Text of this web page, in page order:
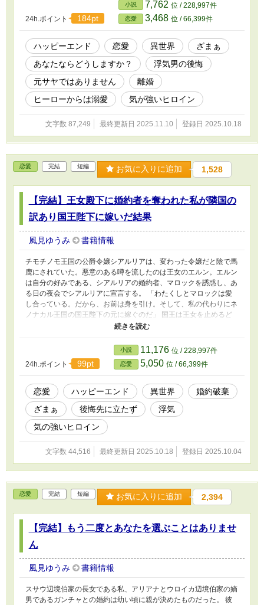
レートしていき、とうとう精神的に限界が来てしまう。 ヒウロの
そばにいることが私の幸せではない。 吹っ切ることに決めたアン
ジェリカは離婚を切り出すのだが、彼女に仕事を頼り切っていたヒ
ウロは――。 「私は私。自分が望んだ道を歩みたいと思います。
ですが、他の人の意見を知ることは大事です。これからの参考のた
めに、皆さまにお尋ねしたいことがございます。こんな時、あなた
ならどうしますか？」
24h.ポイント 184pt
小説 7,762 位 / 228,997件
恋愛 3,468 位 / 66,399件
ハッピーエンド 恋愛 異世界
ざまぁ
あなたならどうしますか？
浮気男の後悔
元サヤではありません
離婚
ヒーローからは溺愛
気が強いヒロイン
文字数 87,249 最終更新日 2025.11.10 登録日 2025.10.18
恋愛 完結 短編 お気に入りに追加 1,528
【完結】王女殿下に婚約者を奪われた私が隣国の
訳あり国王陛下に嫁いだ結果
風見ゆうみ 書籍情報
チモチノモ王国の公爵令嬢シアルリアは、変わった令嬢だと陰で馬
鹿にされていた。悪意のある噂を流したのは王女のエルン。エルン
は自分の好みである、シアルリアの婚約者、マロックを誘惑し、あ
る日の夜会でシアルリアに宣言する。 「わたくしとマロックは愛
し合っている。だから、お前は身を引け。そして、私の代わりにネ
ノナカル王国の国王陛下の元に嫁ぐのだ」 国王は王女を止めるど
ころか、縁談の変更を決行し、ネノナカル王国側も喜んでシアルリ
は、体は大人だが精神は５歳児らしき国王と優しい家臣たちや穏や
かな国民たち。楽しく暮らし始めたシアルリアとは反対に、チモチ
ノモ王国は王家へのクーデターの気運が高まり始める。 そのこと
に気がついたエルンは、やはり自分がネノナカルの王妃になると言
い出すのだが――。
24h.ポイント 99pt
小説 11,176 位 / 228,997件
恋愛 5,050 位 / 66,399件
恋愛 ハッピーエンド 異世界
婚約破棄
ざまぁ
後悔先に立たず
浮気
気の強いヒロイン
文字数 44,516 最終更新日 2025.10.18 登録日 2025.10.04
恋愛 完結 短編 お気に入りに追加 2,394
【完結】もう二度とあなたを選ぶことはありませ
ん
風見ゆうみ 書籍情報
スサウ辺境伯家の長女である私、アリアナとウロイカ辺境伯家の嫡
男であるガンチャとの婚約は幼い頃に親が決めたものだった。 彼